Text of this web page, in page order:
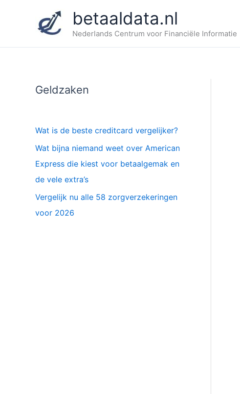
betaaldata.nl
Nederlands Centrum voor Financiële Informatie
Geldzaken
Wat is de beste creditcard vergelijker?
Wat bijna niemand weet over American
Express die kiest voor betaalgemak en
de vele extra’s
Vergelijk nu alle 58 zorgverzekeringen
voor 2026